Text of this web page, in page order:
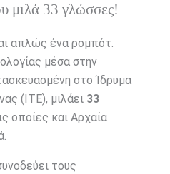
μιλά 33 γλώσσες!
απλώς ένα ρομπότ.
μέσα στην
στο Ίδρυμα
(ΙΤΕ), μιλάει 33
οποίες και Αρχαία
τους